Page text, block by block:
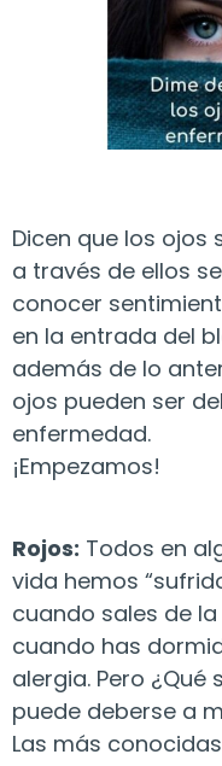
Dicen que los ojos
a través de ellos
conocer
en la entrada del
además de lo
ojos pueden ser
enfermedad.
¡Empezamos!
Rojos: Todos en
vida hemos
cuando sales de
cuando has
alergia. Pero
puede deberse a
Las más